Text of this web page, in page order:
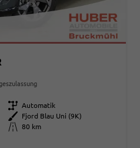
Getriebe Automatik
Außenfarbe
Fjord Blau Uni (9K)
Kilometerstand
80 km